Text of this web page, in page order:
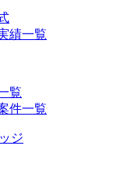
績一覧
覧
件一覧
ジ